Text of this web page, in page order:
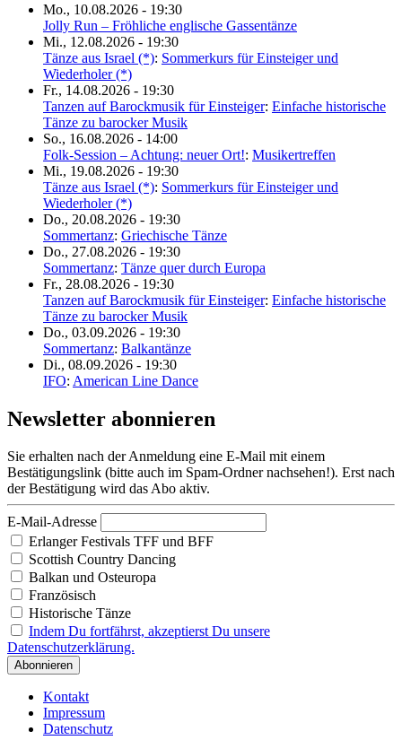
Mo., 10.08.2026 - 19:30
Jolly Run – Fröhliche englische Gassentänze
Mi., 12.08.2026 - 19:30
Tänze aus Israel (*): Sommerkurs für Einsteiger und
Wiederholer (*)
Fr., 14.08.2026 - 19:30
Tanzen auf Barockmusik für Einsteiger: Einfache historische
Tänze zu barocker Musik
So., 16.08.2026 - 14:00
Folk-Session – Achtung: neuer Ort!: Musikertreffen
Mi., 19.08.2026 - 19:30
Tänze aus Israel (*): Sommerkurs für Einsteiger und
Wiederholer (*)
Do., 20.08.2026 - 19:30
Sommertanz: Griechische Tänze
Do., 27.08.2026 - 19:30
Sommertanz: Tänze quer durch Europa
Fr., 28.08.2026 - 19:30
Tanzen auf Barockmusik für Einsteiger: Einfache historische
Tänze zu barocker Musik
Do., 03.09.2026 - 19:30
Sommertanz: Balkantänze
Di., 08.09.2026 - 19:30
IFO: American Line Dance
Newsletter abonnieren
Sie erhalten nach der Anmeldung eine E-Mail mit einem
Bestätigungslink (bitte auch im Spam-Ordner nachsehen!). Erst nach
der Bestätigung wird das Abo aktiv.
E-Mail-Adresse
Erlanger Festivals TFF und BFF
Scottish Country Dancing
Balkan und Osteuropa
Französisch
Historische Tänze
Indem Du fortfährst, akzeptierst Du unsere
Datenschutzerklärung.
Kontakt
Impressum
Datenschutz